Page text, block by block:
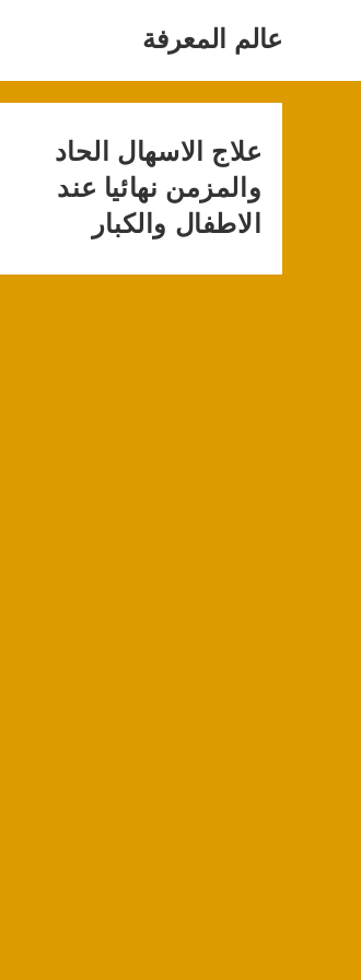
عالم المعرفة
علاج الاسهال الحاد
والمزمن نهائيا عند
الاطفال والكبار